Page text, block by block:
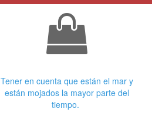
Tener en cuenta que están el mar y
están mojados la mayor parte del
tiempo.